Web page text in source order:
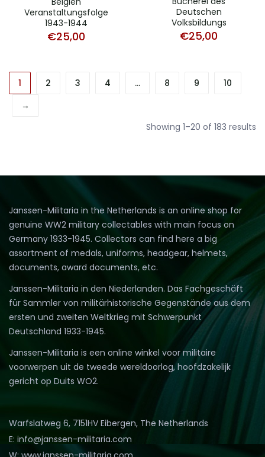
Veranstaltungsfolge
1943-1944
€25,00
Deutschen
Volksbildungs
€25,00
1 2 3 4 … 8 9
10
→
Showing 1–20 of 183 results
Janssen-Militaria in the Netherlands is an online shop for
genuine WW2 military collectables with main focus on
Germany 1933-1945. Collectors can find here a big
assortment of medals, uniforms, headgear, helmets,
documents, award documents, etc.
Janssen-Militaria in den Niederlanden. Das Fachgeschäft
für Sammler von militärhistorische Gegenstände aus dem
ersten und zweiten Weltkrieg mit Schwerpunkt
Deutschland 1933-1945.
Janssen-Militaria is een online winkel voor militaire
voorwerpen uit de tweede wereldoorlog, hoofdzakelijk
gericht op Duits WO2.
Warfslatweg 6, 7151HV Eibergen, The Netherlands
E: info@janssen-militaria.com